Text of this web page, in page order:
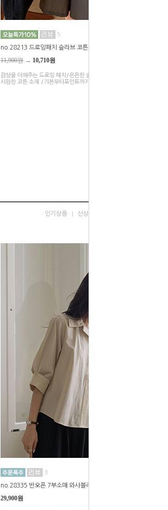
5
no.28213 드로잉패치 슬라브 코튼티셔츠
11,900원 → 10,710원
감성을 더해주는 드로잉 패치/은은한 슬라브 결감이 돋보이는 가볍고
시원한 코튼 소재 /기본부터포인트까지 골라 입는 재미
인기상품 신상품
3
no.28335 반오픈 7부소매 와샤블라우스
29,900원